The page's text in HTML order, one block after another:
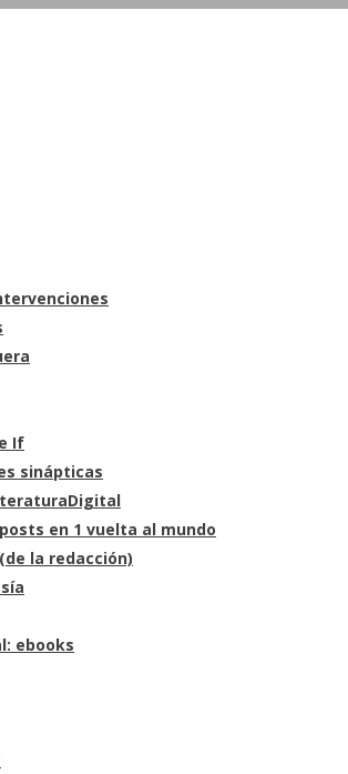
If
sinápticas
posts en 1 vuelta al mundo
la redacción)
ebooks